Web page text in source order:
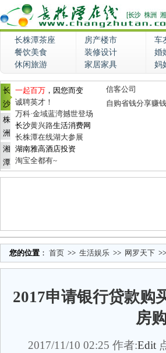
长株潭茶座 房产楼市 车
餐饮美食
装修设计 婚
休闲旅游
家居家具 妈
长
沙
株
洲
湘
潭
一起百万 ，因您而变
诚聘英才！
万科·金域蓝湾撼世登场
长沙黄兴路生活消费网
长株潭在线湖大参展
湖南雅高酒店投资
淘宝全都有~
信客公司
自购省钱分享赚钱
您的位置 ： 首页 >> 生活娱乐 >> 网罗天下 >>
2017申请银行贷款购
房
2017/11/10 02:25 作者:Edit